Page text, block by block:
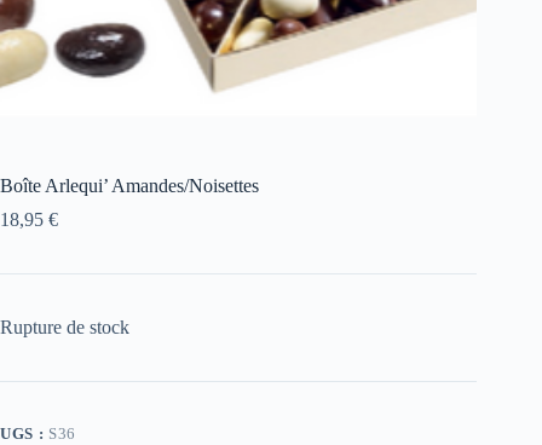
Boîte Arlequi’ Amandes/Noisettes
18,95 €
Rupture de stock
UGS : S36